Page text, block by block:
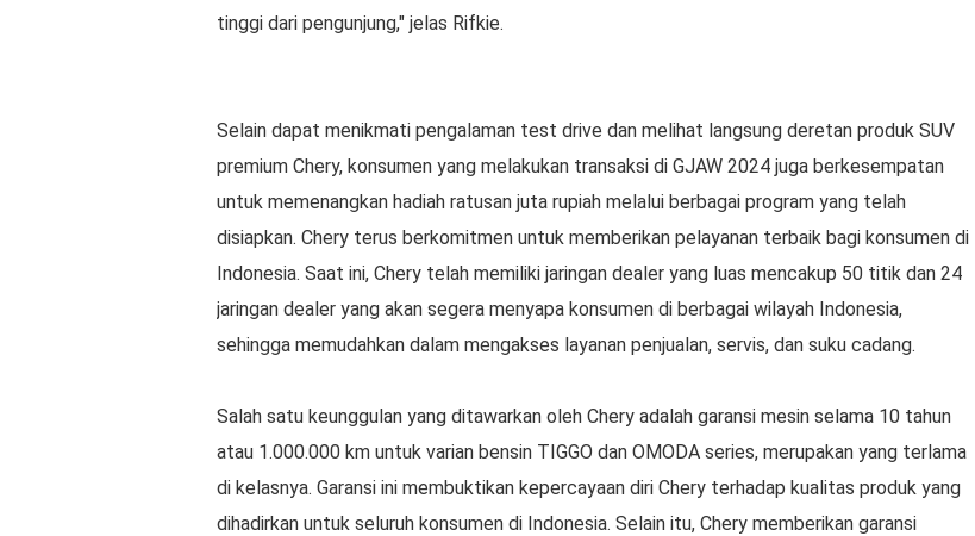
tinggi dari pengunjung," jelas Rifkie.
Selain dapat menikmati pengalaman test drive dan melihat langsung deretan produk SUV
premium Chery, konsumen yang melakukan transaksi di GJAW 2024 juga berkesempatan
untuk memenangkan hadiah ratusan juta rupiah melalui berbagai program yang telah
disiapkan. Chery terus berkomitmen untuk memberikan pelayanan terbaik bagi konsumen di
Indonesia. Saat ini, Chery telah memiliki jaringan dealer yang luas mencakup 50 titik dan 24
jaringan dealer yang akan segera menyapa konsumen di berbagai wilayah Indonesia,
sehingga memudahkan dalam mengakses layanan penjualan, servis, dan suku cadang.
Salah satu keunggulan yang ditawarkan oleh Chery adalah garansi mesin selama 10 tahun
atau 1.000.000 km untuk varian bensin TIGGO dan OMODA series, merupakan yang terlama
di kelasnya. Garansi ini membuktikan kepercayaan diri Chery terhadap kualitas produk yang
dihadirkan untuk seluruh konsumen di Indonesia. Selain itu, Chery memberikan garansi